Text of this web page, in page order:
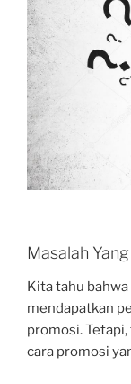
Masalah
Kita tahu
mendapatkan
promosi.
cara promosi